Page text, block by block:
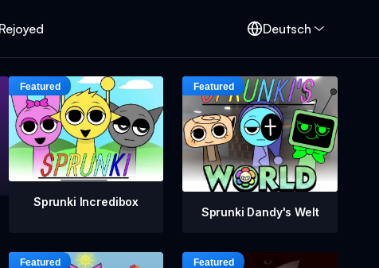
Deutsch
Sprunki Incredibox
Sprunki Dandy's Welt